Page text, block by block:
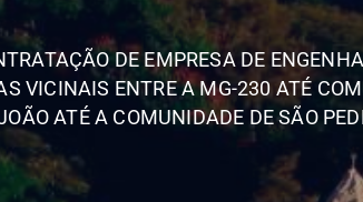
DE EMPRESA DE
VICINAIS ENTRE A MG-230 ATÉ
ATÉ A COMUNIDADE DE SÃO